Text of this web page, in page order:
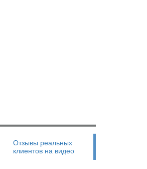
Отзывы реальных
клиентов на видео